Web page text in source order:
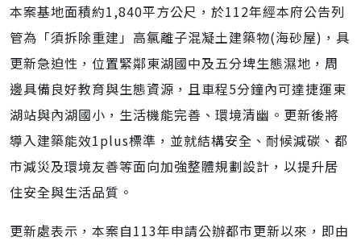
本案基地面積約1,840平方公尺，於112年經本府公告列
管為「須拆除重建」高氯離子混凝土建築物(海砂屋)，具
更新急迫性，位置緊鄰東湖國中及五分埤生態濕地，周
邊具備良好教育與生態資源，且車程5分鐘內可達捷運東
湖站與內湖國小，生活機能完善、環境清幽。更新後將
導入建築能效1plus標準，並就結構安全、耐候減碳、都
市減災及環境友善等面向加強整體規劃設計，以提升居
住安全與生活品質。
更新處表示，本案自113年申請公辦都市更新以來，即由